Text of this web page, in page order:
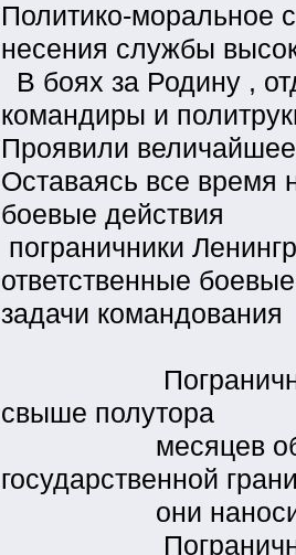
Политико-моральное
несения службы
В боях за Родину ,
командиры и
Проявили
Оставаясь все время
боевые действия
пограничники
ответственные боевые
задачи командования
Пограничники 5
свыше полутора
месяцев
государственной
они наносили
Пограничники